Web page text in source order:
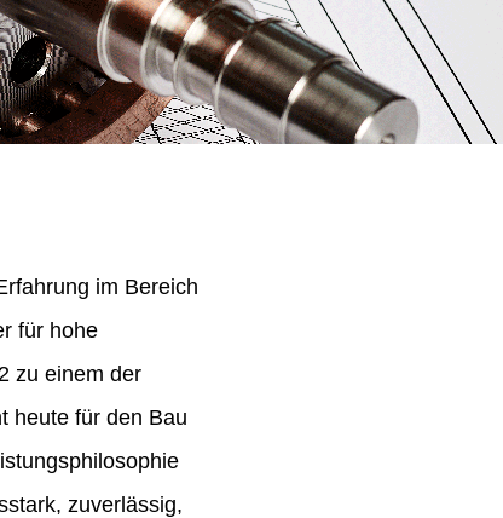
im Bereich
für hohe
zu einem der
heute für den Bau
zuverlässig,